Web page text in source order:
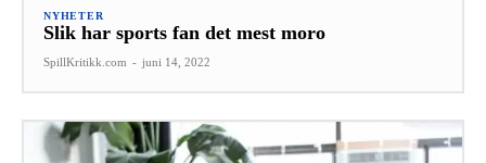
NYHETER
Slik har sports fan det mest moro
SpillKritikk.com - juni 14, 2022